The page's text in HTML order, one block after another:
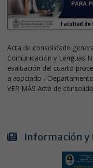
Acta de consolidado
Comunicación y Lenguas
evaluación del cuarto
a asociado -
VER MÁS Acta de
Información y